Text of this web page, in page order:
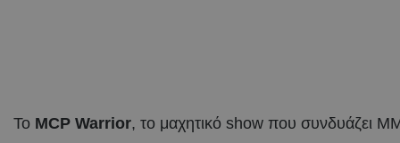
Το MCP Warrior, το μαχητικό show που συνδυάζει